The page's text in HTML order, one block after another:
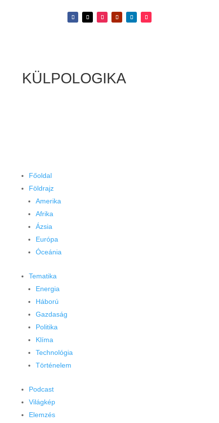
KÜLPOLOGIKA
Főoldal
Földrajz
Amerika
Afrika
Ázsia
Európa
Óceánia
Tematika
Energia
Háború
Gazdaság
Politika
Klíma
Technológia
Történelem
Podcast
Világkép
Elemzés